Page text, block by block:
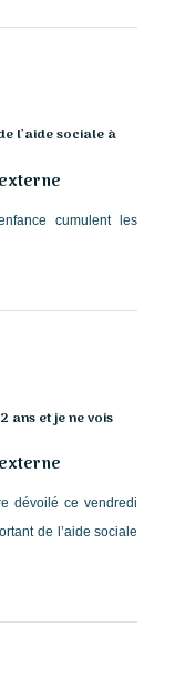
l’aide sociale à
cumulent les
ans et je ne vois
dévoilé ce vendredi
de l’aide sociale